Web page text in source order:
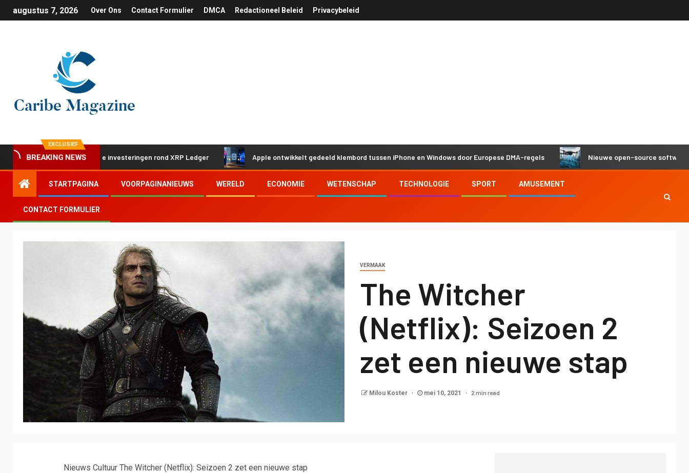
augustus 7, 2026 Over Ons Contact Formulier DMCA Redactioneel Beleid Privacybeleid
EXCLUSIEF
BREAKING NEWS
twee strategische investeringen rond XRP Ledger Apple ontwikkelt gedeeld klembord tussen iPhone en Windows door Europese DMA-regels Nieuwe open-source software helpt
STARTPAGINA VOORPAGINANIEUWS WERELD ECONOMIE WETENSCHAP TECHNOLOGIE SPORT AMUSEMENT
CONTACT FORMULIER
VERMAAK
The Witcher
(Netflix): Seizoen 2
zet een nieuwe stap
Milou Koster mei 10, 2021 2 min read
Nieuws CultuurThe Witcher (Netflix): Seizoen 2 zet een nieuwe stap